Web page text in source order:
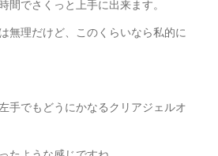
間でさくっと上手に出来ます。
無理だけど、このくらいなら私的に
手でもどうにかなるクリアジェルオ